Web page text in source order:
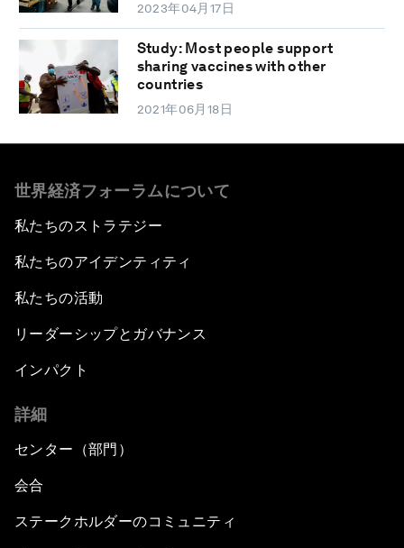
2023年04月17日
Study: Most people support
sharing vaccines with other
countries
2021年06月18日
世界経済フォーラムについて
私たちのストラテジー
私たちのアイデンティティ
私たちの活動
リーダーシップとガバナンス
インパクト
詳細
センター（部門）
会合
ステークホルダーのコミュニティ